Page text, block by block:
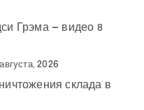
Грэма — видео 8
2026
склада в